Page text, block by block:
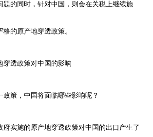
题的同时，针对中国，则会在关税上继续施
的原产地穿透政策。
穿透政策对中国的影响
政策，中国将面临哪些影响呢？
府实施的原产地穿透政策对中国的出口产生了